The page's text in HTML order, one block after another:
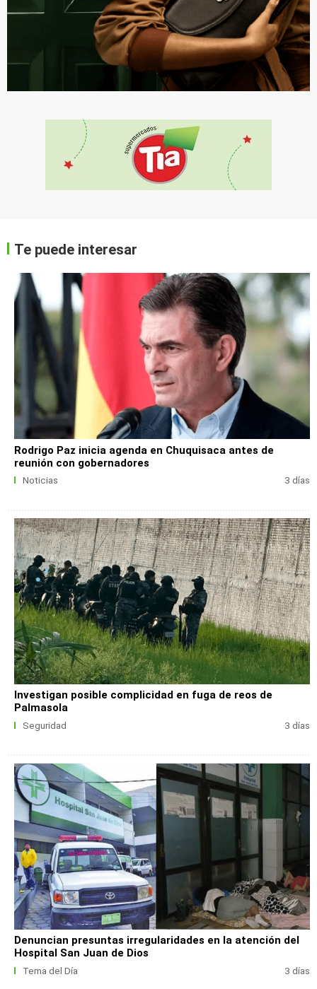
Te puede interesar
Rodrigo Paz inicia agenda en Chuquisaca antes de
reunión con gobernadores
Noticias 3 días
Investigan posible complicidad en fuga de reos de
Palmasola
Seguridad 3 días
Denuncian presuntas irregularidades en la atención del
Hospital San Juan de Dios
Tema del Día 3 días